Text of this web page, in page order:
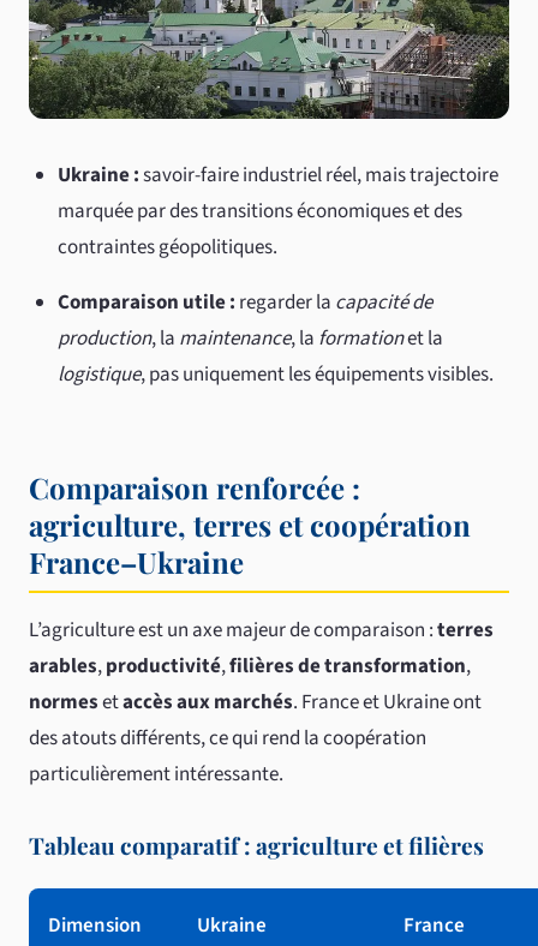
Ukraine :savoir-faire industriel réel, mais trajectoire
marquée par des transitions économiques et des
contraintes géopolitiques.
Comparaison utile : regarder la capacité de
production, la maintenance, la formationet la
logistique, pas uniquement les équipements visibles.
Comparaison renforcée :
agriculture, terres et coopération
France–Ukraine
L’agriculture est un axe majeur de comparaison :terres
arables,productivité,filières de transformation,
normesetaccès aux marchés. France et Ukraine ont
des atouts différents, ce qui rend la coopération
particulièrement intéressante.
Tableau comparatif : agriculture et filières
Dimension Ukraine France